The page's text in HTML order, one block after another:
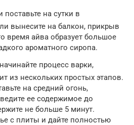
на сутки в
вынесите на балкон, прикрыв
время айва образует большое
ароматного сиропа.
процесс варки,
из нескольких простых этапов.
на средний огонь,
ее содержимое до
не больше 5 минут.
с плиты и дайте полностью